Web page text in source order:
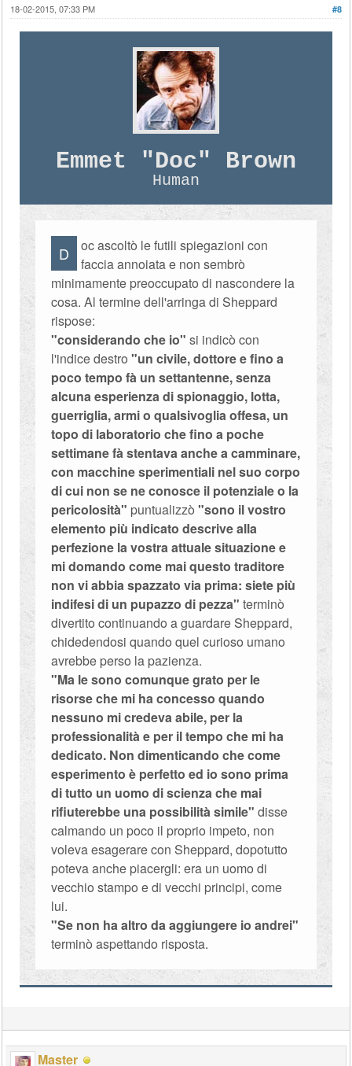
#8
18-02-2015, 07:33 PM
Emmet "Doc" Brown
Human
D
oc ascoltò le futili spiegazioni con
faccia annoiata e non sembrò
minimamente preoccupato di nascondere la
cosa. Al termine dell'arringa di Sheppard
rispose:
"considerando che io" si indicò con
l'indice destro"un civile, dottore e fino a
poco tempo fà un settantenne, senza
alcuna esperienza di spionaggio, lotta,
guerriglia, armi o qualsivoglia offesa, un
topo di laboratorio che fino a poche
settimane fà stentava anche a camminare,
con macchine sperimentiali nel suo corpo
di cui non se ne conosce il potenziale o la
pericolosità" puntualizzò"sono il vostro
elemento più indicato descrive alla
perfezione la vostra attuale situazione e
mi domando come mai questo traditore
non vi abbia spazzato via prima: siete più
indifesi di un pupazzo di pezza" terminò
divertito continuando a guardare Sheppard,
chidedendosi quando quel curioso umano
avrebbe perso la pazienza.
"Ma le sono comunque grato per le
risorse che mi ha concesso quando
nessuno mi credeva abile, per la
professionalità e per il tempo che mi ha
dedicato. Non dimenticando che come
esperimento è perfetto ed io sono prima
di tutto un uomo di scienza che mai
rifiuterebbe una possibilità simile"disse
calmando un poco il proprio impeto, non
voleva esagerare con Sheppard, dopotutto
poteva anche piacergli: era un uomo di
vecchio stampo e di vecchi principi, come
lui.
"Se non ha altro da aggiungere io andrei"
terminò aspettando risposta.
Master